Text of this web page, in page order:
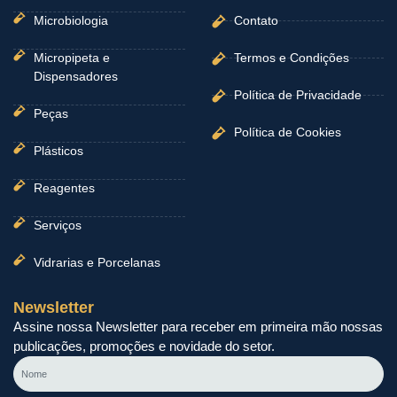
Microbiologia
Micropipeta e
Dispensadores
Peças
Plásticos
Reagentes
Serviços
Vidrarias e Porcelanas
Contato
Termos e Condições
Política de Privacidade
Política de Cookies
Newsletter
Assine nossa Newsletter para receber em primeira mão nossas
publicações, promoções e novidade do setor.
Nome